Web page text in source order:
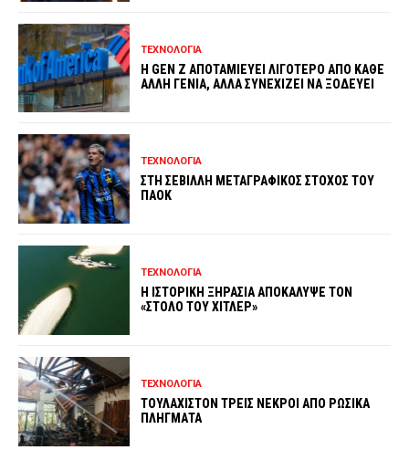
ΤΕΧΝΟΛΟΓΙΑ
Η GEN Z ΑΠΟΤΑΜΙΕΥΕΙ ΛΙΓΟΤΕΡΟ ΑΠΟ ΚΑΘΕ
ΑΛΛΗ ΓΕΝΙΑ, ΑΛΛΑ ΣΥΝΕΧΙΖΕΙ ΝΑ ΞΟΔΕΥΕΙ
ΤΕΧΝΟΛΟΓΙΑ
ΣΤΗ ΣΕΒΙΛΛΗ ΜΕΤΑΓΡΑΦΙΚΟΣ ΣΤΟΧΟΣ ΤΟΥ
ΠΑΟΚ
ΤΕΧΝΟΛΟΓΙΑ
Η ΙΣΤΟΡΙΚΗ ΞΗΡΑΣΙΑ ΑΠΟΚΑΛΥΨΕ ΤΟΝ
«ΣΤΟΛΟ ΤΟΥ ΧΙΤΛΕΡ»
ΤΕΧΝΟΛΟΓΙΑ
ΤΟΥΛΑΧΙΣΤΟΝ ΤΡΕΙΣ ΝΕΚΡΟΙ ΑΠΟ ΡΩΣΙΚΑ
ΠΛΗΓΜΑΤΑ